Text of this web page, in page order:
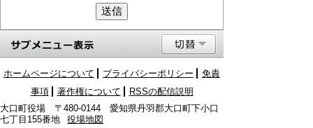
ホームページについて プライバシーポリシー
免責
事項
著作権について
RSSの配信説明
大口町役場 〒480-0144 愛知県丹羽郡大口町下小口
七丁目155番地
役場地図